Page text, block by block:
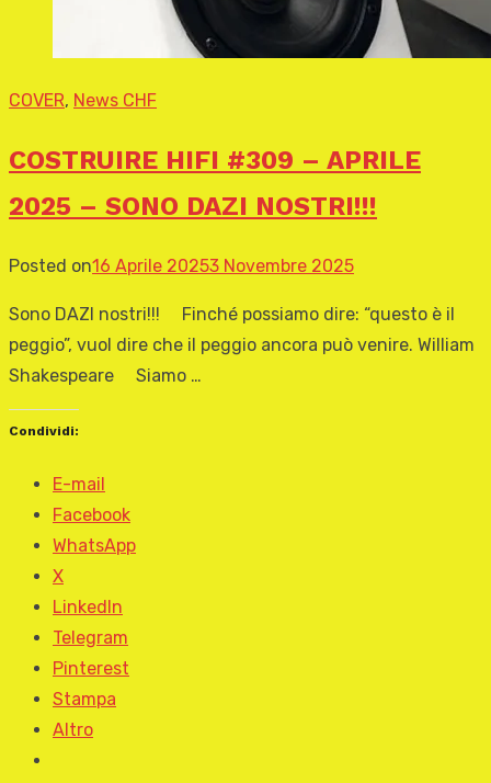
COVER, News CHF
COSTRUIRE HIFI #309 – APRILE
2025 – SONO DAZI NOSTRI!!!
Posted on16 Aprile 20253 Novembre 2025
Sono DAZI nostri!!! Finché possiamo dire: “questo è il
peggio”, vuol dire che il peggio ancora può venire. William
Shakespeare Siamo …
Condividi:
E-mail
Facebook
WhatsApp
X
LinkedIn
Telegram
Pinterest
Stampa
Altro